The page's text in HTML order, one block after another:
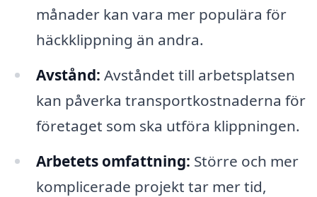
månader kan vara mer populära för
häckklippning än andra.
Avstånd: Avståndet till arbetsplatsen
kan påverka transportkostnaderna för
företaget som ska utföra klippningen.
Arbetets omfattning: Större och mer
komplicerade projekt tar mer tid,